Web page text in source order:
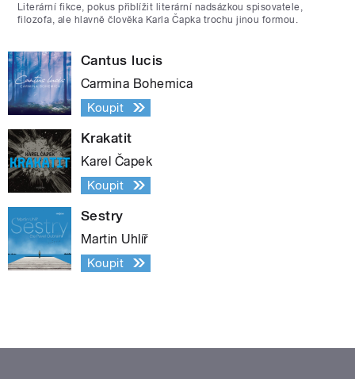
Literární fikce, pokus přiblížit literární nadsázkou spisovatele,
filozofa, ale hlavně člověka Karla Čapka trochu jinou formou.
Cantus lucis
Carmina Bohemica
Koupit
Krakatit
Karel Čapek
Koupit
Sestry
Martin Uhlíř
Koupit